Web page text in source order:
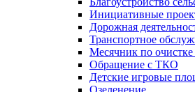
Инициативные
Дорожная
Транспортное
Месячник по очистке
Обращение с ТКО
Детские игровые
Озеленение